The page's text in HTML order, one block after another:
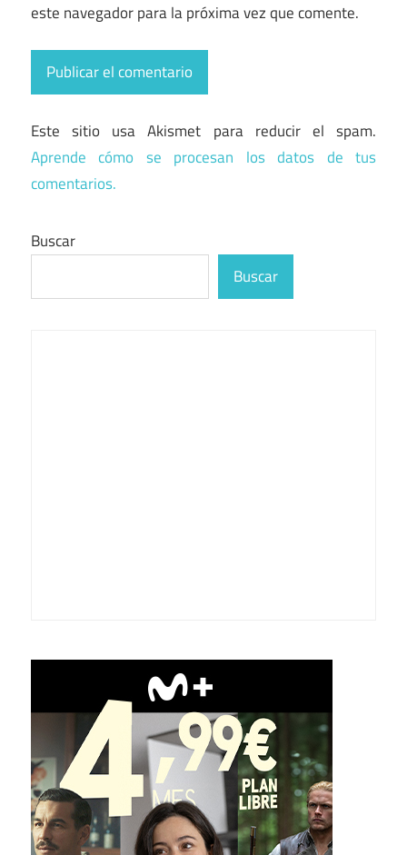
este navegador para la próxima vez que comente.
Este sitio usa Akismet para reducir el spam.
Aprende cómo se procesan los datos de tus
comentarios.
Buscar
Buscar